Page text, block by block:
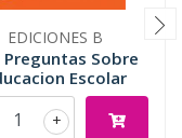
EDICIONES B
Preguntas Sobre
Escolar
+